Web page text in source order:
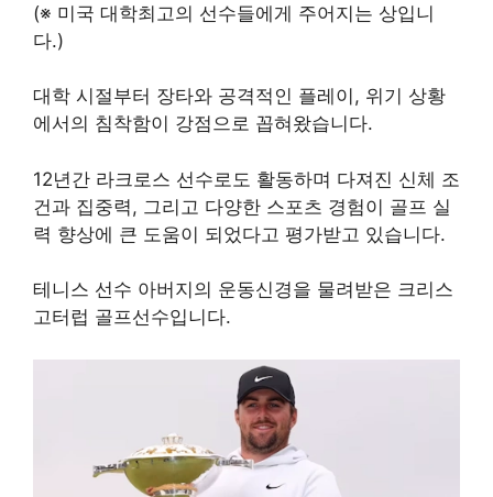
(※ 미국 대학최고의 선수들에게 주어지는 상입니
다.)
대학 시절부터 장타와 공격적인 플레이, 위기 상황
에서의 침착함이 강점으로 꼽혀왔습니다.
12년간 라크로스 선수로도 활동하며 다져진 신체 조
건과 집중력, 그리고 다양한 스포츠 경험이 골프 실
력 향상에 큰 도움이 되었다고 평가받고 있습니다.
테니스 선수 아버지의 운동신경을 물려받은 크리스
고터럽 골프선수입니다.